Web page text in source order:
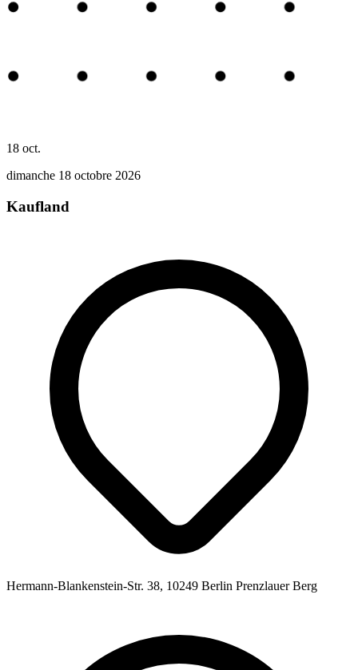
18 oct.
dimanche 18 octobre 2026
Kaufland
Hermann-Blankenstein-Str. 38, 10249 Berlin Prenzlauer Berg